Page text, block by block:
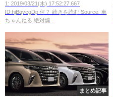
1: 2019/03/21(木) 17:52:27.667
ID:hjBqvcgDp 何？ 続きを読む Source: 車
ちゃんねる 絶対煽...
まとめ記事